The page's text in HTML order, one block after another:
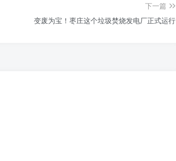
下一篇
变废为宝！枣庄这个垃圾焚烧发电厂正式运行